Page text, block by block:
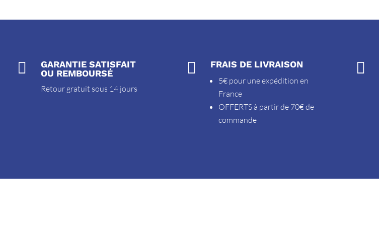

GARANTIE SATISFAIT
OU REMBOURSÉ
Retour gratuit sous 14 jours
 FRAIS DE LIVRAISON
5€ pour une expédition en
France
OFFERTS à partir de 70€ de
commande
